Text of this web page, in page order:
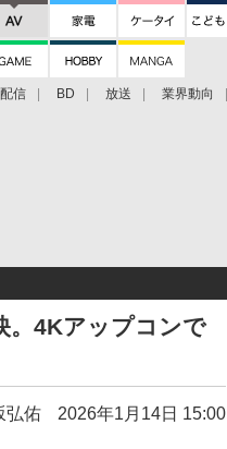
信 BD 放送 業界動向
。4Kアップコンで
弘佑 2026年1月14日 15:00